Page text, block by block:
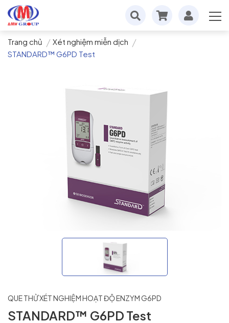
Trang chủ
Xét nghiệm miễn dịch
STANDARD™ G6PD Test
QUE THỬ XÉT NGHIỆM HOẠT ĐỘ ENZYM G6PD
STANDARD™ G6PD Test